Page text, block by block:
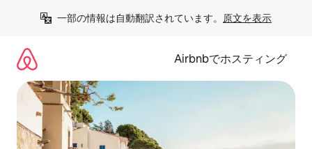
一部の情報は自動翻訳されています。 原文を表示
Airbnbでホスティング